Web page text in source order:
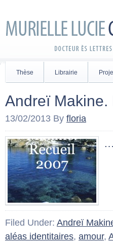
Thèse Librairie
Andreï Makine.
13/02/2013 By floria
…
Filed Under: Andreï
aléas identitaires, amour,